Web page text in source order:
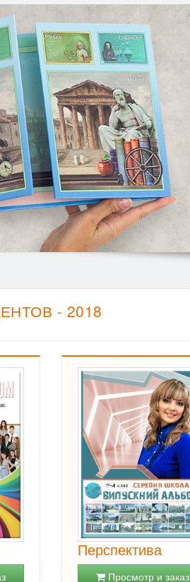
- 2018
Перспектива
Просмотр и заказ